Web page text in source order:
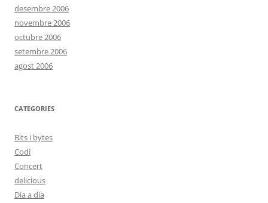
desembre 2006
novembre 2006
octubre 2006
setembre 2006
agost 2006
CATEGORIES
Bits i bytes
Codi
Concert
delicious
Dia a dia